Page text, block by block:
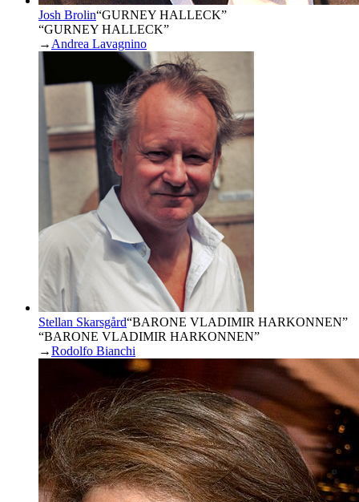
Josh Brolin“GURNEY HALLECK”
“GURNEY HALLECK”
→ Andrea Lavagnino
Stellan Skarsgård“BARONE VLADIMIR HARKONNEN”
“BARONE VLADIMIR HARKONNEN”
→Rodolfo Bianchi